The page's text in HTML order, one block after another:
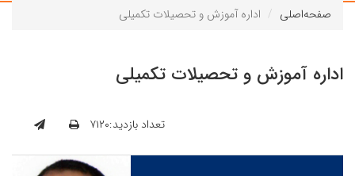
صفحه‌اصلی
اداره آموزش و تحصیلات تکمیلی
اداره آموزش و تحصیلات تکمیلی
تعداد بازدید:۷۱۲۰